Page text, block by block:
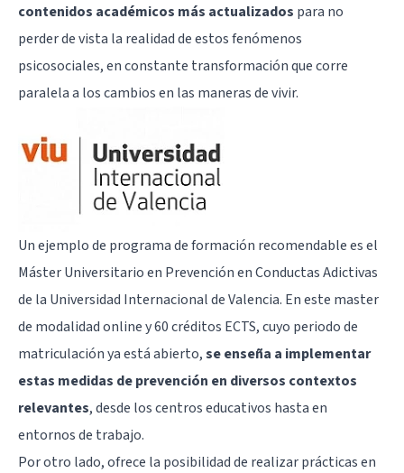
contenidos académicos más actualizados para no
perder de vista la realidad de estos fenómenos
psicosociales, en constante transformación que corre
paralela a los cambios en las maneras de vivir.
Un ejemplo de programa de formación recomendable es el
Máster Universitario en Prevención en Conductas Adictivas
de la Universidad Internacional de Valencia. En este master
de modalidad online y 60 créditos ECTS, cuyo periodo de
matriculación ya está abierto,se enseña a implementar
estas medidas de prevención en diversos contextos
relevantes, desde los centros educativos hasta en
entornos de trabajo.
Por otro lado, ofrece la posibilidad de realizar prácticas en